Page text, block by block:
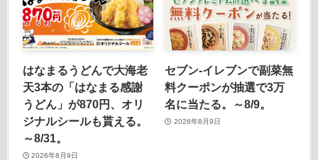
はなまるうどんで大海老
天3本の「はなまる感謝
うどん」が870円、オリ
ジナルシールも貰える。
～8/31。
2026年8月9日
セブン‐イレブンで副菜無
料クーポンが抽選で3万
名に当たる。～8/9。
2026年8月9日